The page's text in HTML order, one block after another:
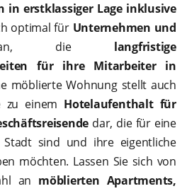
in erstklassiger Lage inklusive
optimal für Unternehmen und
die langfristige
für ihre Mitarbeiter in
möblierte Wohnung stellt auch
zu einem Hotelaufenthalt für
dar, die für eine
sind und ihre eigentliche
möchten. Lassen Sie sich von
an möblierten Apartments,